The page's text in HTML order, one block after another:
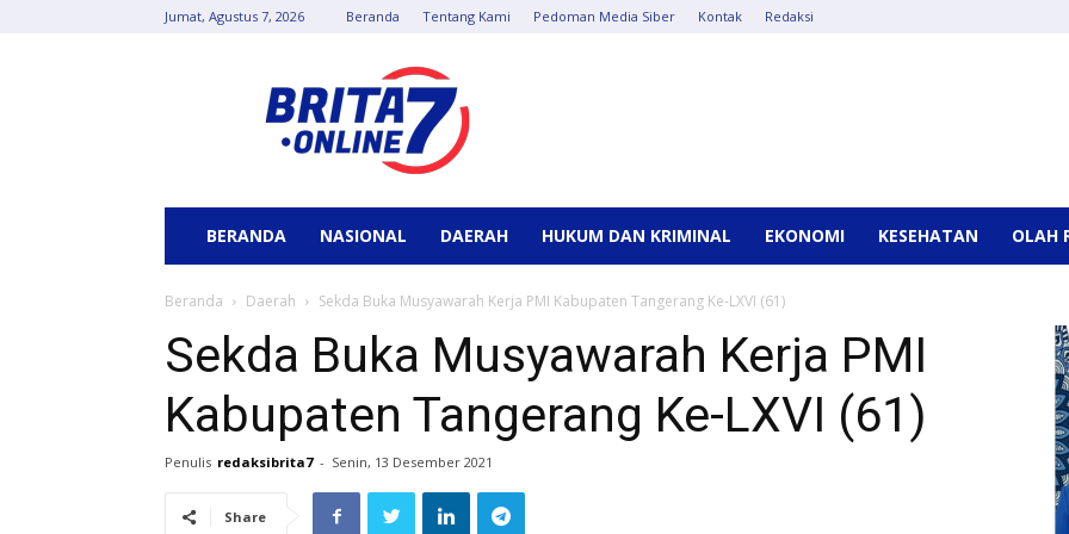
Jumat, Agustus 7, 2026 Beranda Tentang Kami Pedoman Media Siber Kontak Redaksi
Online
BERANDA NASIONAL DAERAH HUKUM DAN KRIMINAL EKONOMI KESEHATAN OLAH
Beranda Daerah Sekda Buka Musyawarah Kerja PMI Kabupaten Tangerang Ke-LXVI (61)
Sekda Buka Musyawarah Kerja PMI
Kabupaten Tangerang Ke-LXVI (61)
Penulis redaksibrita7 - Senin, 13 Desember 2021
Share